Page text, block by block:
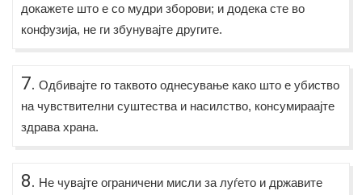
докажете што е со мудри зборови; и додека сте во
конфузија, не ги збунувајте другите.
7. Одбивајте го таквото однесување како што е убиство
на чувствителни суштества и насилство, консумираајте
здрава храна.
8. Не чувајте ограничени мисли за луѓето и државите